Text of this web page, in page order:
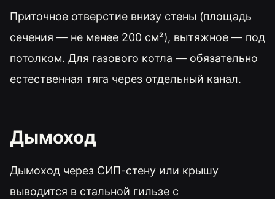
Приточное отверстие внизу стены (площадь
сечения — не менее 200 см²), вытяжное — под
потолком. Для газового котла — обязательно
естественная тяга через отдельный канал.
Дымоход
Дымоход через СИП-стену или крышу
выводится в стальной гильзе с